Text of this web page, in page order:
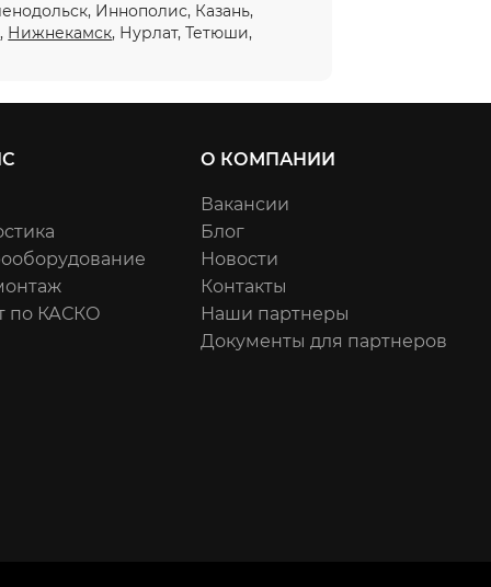
Иннополис, Казань,
, Нижнекамск, Нурлат, Тетюши,
по КАСКО
О КОМПАНИИ
Вакансии
Блог
Новости
Контакты
Наши партнеры
Документы для партнеров